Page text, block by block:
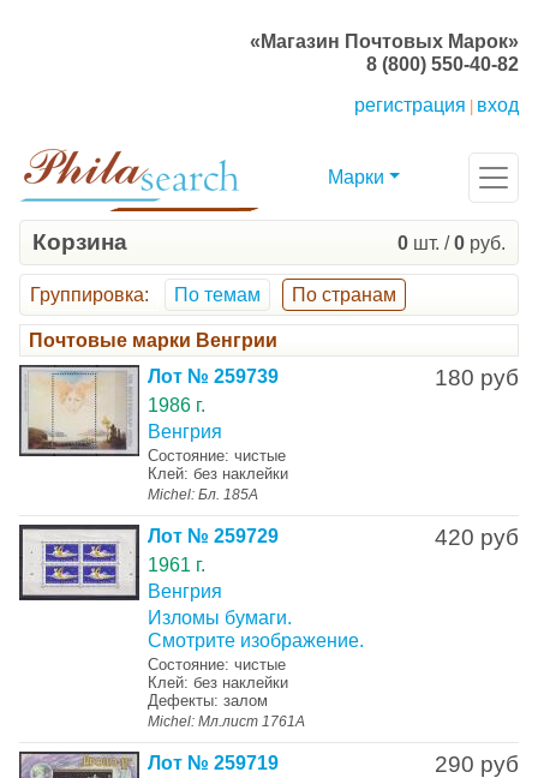
«Магазин Почтовых Марок»
8 (800) 550-40-82
регистрация
вход
Марки
Корзина 0 шт. /0 руб.
Группировка: По темам По странам
Почтовые марки Венгрии
180 руб
Лот № 259739
1986 г.
Венгрия
Состояние: чистые
Клей: без наклейки
Michel: Бл. 185А
420 руб
Лот № 259729
1961 г.
Венгрия
Изломы бумаги.
Смотрите изображение.
Состояние: чистые
Клей: без наклейки
Дефекты: залом
Michel: Мл.лист 1761А
290 руб
Лот № 259719